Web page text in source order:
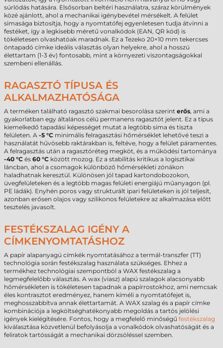
súrlódás hatására. Elsősorban beltéri használatra, száraz körülmények
közé ajánlott, ahol a mechanikai igénybevétel mérsékelt. A felület
simasága biztosítja, hogy a nyomtatófej egyenletesen tudja átvinni a
festéket, így a legkisebb méretű vonalkódok (EAN, QR kód) is
tökéletesen olvashatóak maradnak. Ez a Tezeko 20×10 mm tekercses
öntapadó címke ideális választás olyan helyekre, ahol a hosszú
élettartam (1-3 év) fontosabb, mint a környezeti viszontagságokkal
szembeni ellenállás.
RAGASZTÓ TÍPUSA ÉS
ALKALMAZHATÓSÁGA
A terméken található ragasztó szakmai besorolása szerint erős, ami a
gyakorlatban egy általános célú permanens ragasztót jelent. Ez a típus
kiemelkedő tapadási képességet mutat a legtöbb sima és tiszta
felületen. A -5 °C minimális felragasztási hőmérséklet lehetővé teszi a
használatát hűvösebb raktárakban is, feltéve, hogy a felület páramentes.
A felragasztás után a ragasztóréteg megköt, és a működési tartománya
-40 °C és 60 °C között mozog. Ez a stabilitás kritikus a logisztikai
láncban, ahol a csomagok különböző hőmérsékleti zónákon
haladhatnak keresztül. Különösen jól tapad kartondobozokon,
üvegfelületeken és a legtöbb magas felületi energiájú műanyagon (pl.
PE ládák). Enyhén poros vagy strukturált ipari felületeken is jól teljesít,
azonban erősen olajos vagy szilikonos felületekre az alkalmazása előtt
tesztelés javasolt.
FESTÉKSZALAG IGÉNY A
CÍMKENYOMTATÁSHOZ
A papír alapanyagú címkék nyomtatásához a termál-transzfer (TT)
technológia során festékszalag használata szükséges. Ehhez a
termékhez technológiai szempontból a WAX festékszalag a
legmegfelelőbb választás. A wax (viasz) alapú szalagok alacsonyabb
hőmérsékleten is tökéletesen tapadnak a papírrostokhoz, ami nemcsak
éles kontrasztot eredményez, hanem kíméli a nyomtatófejet is,
meghosszabbítva annak élettartamát. A WAX szalag és a papír címke
kombinációja a legköltséghatékonyabb megoldás a tartós jelölési
igények kielégítésére. Fontos, hogy a megfelelő minőségű festékszalag
kiválasztása közvetlenül befolyásolja a vonalkódok olvashatóságát és a
feliratok tartósságát a mechanikai dörzsöléssel szemben.